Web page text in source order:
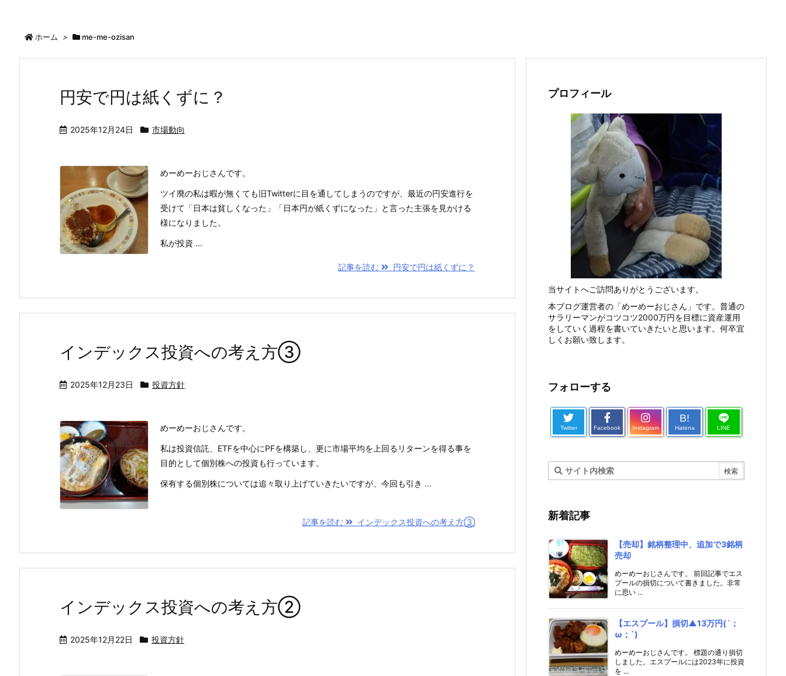
ホーム > me-me-ozisan
円安で円は紙くずに？
2025年12月24日 市場動向
めーめーおじさんです。
ツイ廃の私は暇が無くても旧Twitterに目を通してしまうのですが、最近の円安進行を
受けて「日本は貧しくなった」「日本円が紙くずになった」と言った主張を見かける
様になりました。
私が投資 ...
記事を読む 円安で円は紙くずに？
インデックス投資への考え方③
2025年12月23日 投資方針
めーめーおじさんです。
私は投資信託、ETFを中心にPFを構築し、更に市場平均を上回るリターンを得る事を
目的として個別株への投資も行っています。
保有する個別株については追々取り上げていきたいですが、今回も引き ...
記事を読む インデックス投資への考え方③
インデックス投資への考え方②
2025年12月22日 投資方針
プロフィール
当サイトへご訪問ありがとうございます。
本ブログ運営者の「めーめーおじさん」です。普通の
サラリーマンがコツコツ2000万円を目標に資産運用
をしていく過程を書いていきたいと思います。何卒宜
しくお願い致します。
フォローする
Twitter Facebook Instagram
B!
Hatena LINE
新着記事
【売却】銘柄整理中、追加で3銘柄
売却
めーめーおじさんです。 前回記事でエス
プールの損切について書きました。非常
に思い ...
【エスプール】損切▲13万円(´；
ω；`)
めーめーおじさんです。 標題の通り損切
しました。エスプールには2023年に投資
を ...